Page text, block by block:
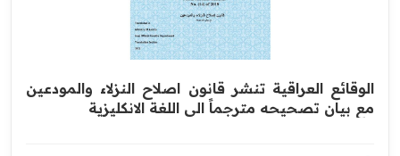
الوقائع العراقية تنشر قانون اصلاح النزلاء والمودعين
مع بيان تصحيحه مترجماً الى اللغة الانكليزية